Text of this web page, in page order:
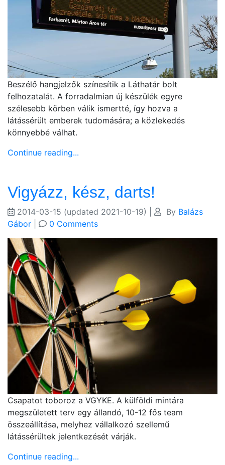
Beszélő hangjelzők színesítik a Láthatár bolt
felhozatalát. A forradalmian új készülék egyre
szélesebb körben válik ismertté, így hozva a
látássérült emberek tudomására; a közlekedés
könnyebbé válhat.
Continue reading...
Vigyázz, kész, darts!
2014-03-15 (updated 2021-10-19) By Balázs
Gábor
0 Comments
Csapatot toboroz a VGYKE. A külföldi mintára
megszületett terv egy állandó, 10-12 fős team
összeállítása, melyhez vállalkozó szellemű
látássérültek jelentkezését várják.
Continue reading...